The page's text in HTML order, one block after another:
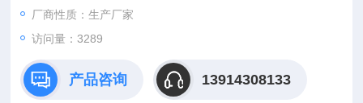
厂商性质：生产厂家
访问量：3289
产品咨询 13914308133